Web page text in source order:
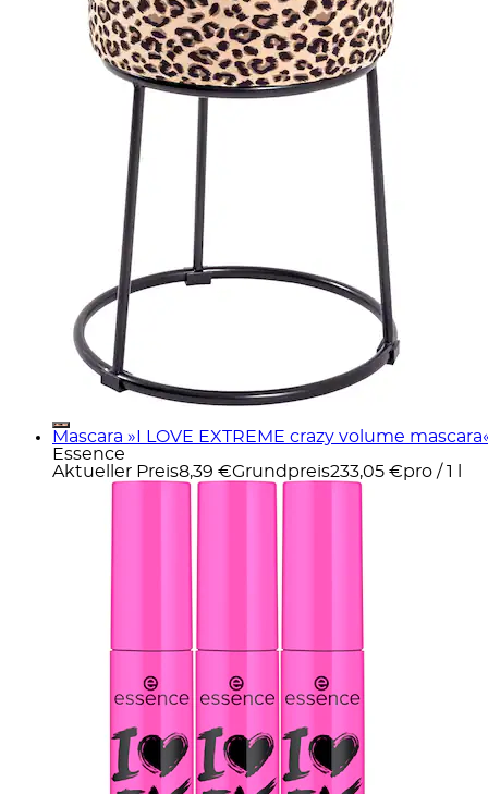
Mascara »I LOVE EXTREME crazy volume
Essence
Aktueller Preis8,39 €Grundpreis233,05 €pro / 1 l